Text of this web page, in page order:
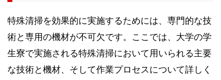
特殊清掃を効果的に実施するためには、専門的な技
術と専用の機材が不可欠です。ここでは、大学の学
生寮で実施される特殊清掃において用いられる主要
な技術と機材、そして作業プロセスについて詳しく